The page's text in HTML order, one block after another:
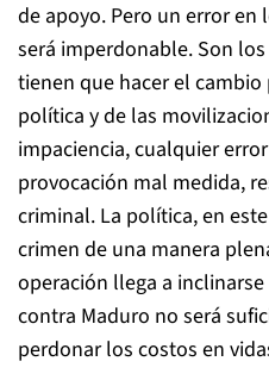
de apoyo. Pero un error
será imperdonable. Son
tienen que hacer el
política y de las
impaciencia, cualquier
provocación mal medida,
criminal. La política, en
crimen de una manera
operación llega a
contra Maduro no será
perdonar los costos en